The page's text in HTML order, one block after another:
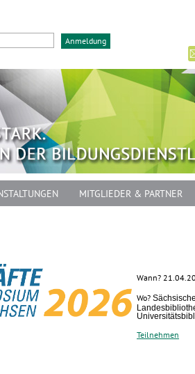
MITGLIEDER & PARTNER
Wann?
Wo? Sächsische
Teilnehmen